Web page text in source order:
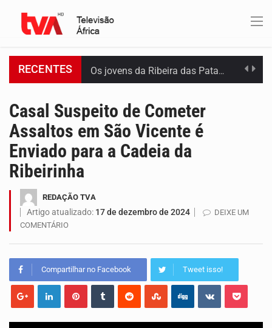
RECENTES
Arrancou esta segunda-feira a formação do primeiro Programa de Treinamento em Epidemiologia de Campo de…
A Universidade de Cabo Verde passa a dispor de uma sala de apoio à amamentação.…
O programa LPA e Você, apresentado por Lilian Primo Albuquerque, o único programa de empreendedorismo…
Casal Suspeito de Cometer
Assaltos em São Vicente é
Enviado para a Cadeia da
Ribeirinha
REDAÇÃO TVA
Artigo atualizado: 17 de dezembro de 2024
DEIXE UM
COMENTÁRIO
Compartilhar no Facebook Tweet isso!